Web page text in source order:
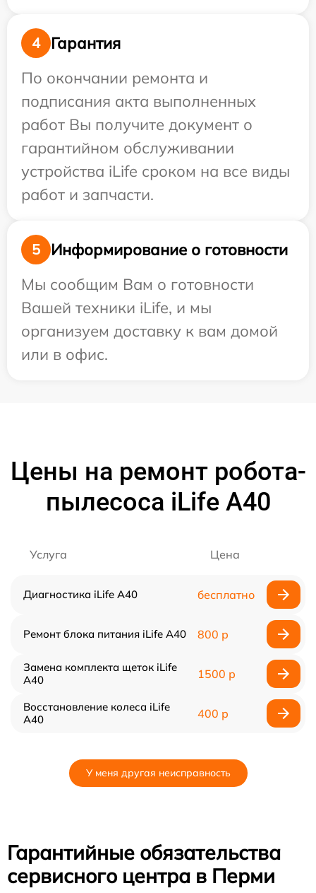
4
Гарантия
По окончании ремонта и
подписания акта выполненных
работ Вы получите документ о
гарантийном обслуживании
устройства iLife сроком на все виды
работ и запчасти.
5
Информирование о готовности
Мы сообщим Вам о готовности
Вашей техники iLife, и мы
организуем доставку к вам домой
или в офис.
Цены на ремонт робота-
пылесоса iLife A40
Услуга Цена
Диагностика iLife A40 бесплатно
Ремонт блока питания iLife A40 800 р
Замена комплекта щеток iLife
A40
1500 р
Восстановление колеса iLife
A40
400 р
У меня другая неисправность
Гарантийные обязательства
сервисного центра в Перми